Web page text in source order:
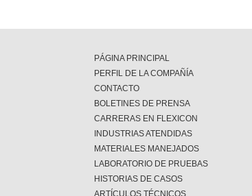
PÁGINA PRINCIPAL
PERFIL DE LA COMPAÑÍA
CONTACTO
BOLETINES DE PRENSA
CARRERAS EN FLEXICON
INDUSTRIAS ATENDIDAS
MATERIALES MANEJADOS
LABORATORIO DE PRUEBAS
HISTORIAS DE CASOS
ARTÍCULOS TÉCNICOS